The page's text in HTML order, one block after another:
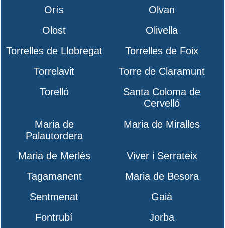
Orís
Olvan
Olost
Olivella
Torrelles de Llobregat
Torrelles de Foix
Torrelavit
Torre de Claramunt
Torelló
Santa Coloma de
Cervelló
Maria de
Palautordera
Maria de Miralles
Maria de Merlès
Viver i Serrateix
Tagamanent
Maria de Besora
Sentmenat
Gaià
Fontrubí
Jorba